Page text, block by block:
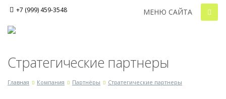
+7 (999) 459-3548 МЕНЮ САЙТА
Стратегические партнеры
Главная Компания Партнёры Стратегические партнеры